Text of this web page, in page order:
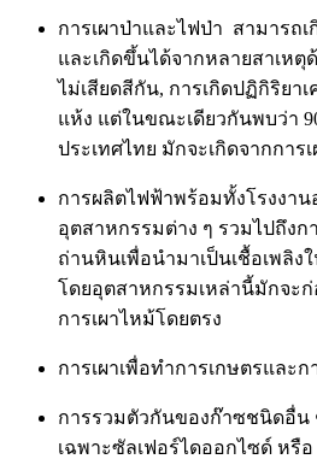
การเผาป่าและไฟป่า สามารถ
และเกิดขึ้นได้จากหลายสาเหตุ
ไม่เสียดสีกัน, การเกิดปฏิกิริยา
แห้ง แต่ในขณะเดียวกันพบว่า
ประเทศไทย มักจะเกิดจากการ
การผลิตไฟฟ้าพร้อมทั้งโรงงา
อุตสาหกรรมต่าง ๆ รวมไปถึงก
ถ่านหินเพื่อนำมาเป็นเชื้อเพลิง
โดยอุตสาหกรรมเหล่านี้มักจะ
การเผาไหม้โดยตรง
การเผาเพื่อทำการเกษตรและก
การรวมตัวกันของก๊าซชนิดอื่น
เฉพาะซัลเฟอร์ไดออกไซด์ หรื